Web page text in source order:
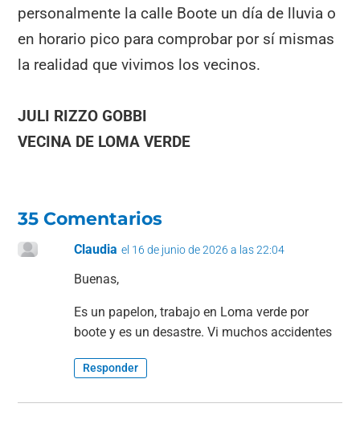
personalmente la calle Boote un día de lluvia o
en horario pico para comprobar por sí mismas
la realidad que vivimos los vecinos.
JULI RIZZO GOBBI
VECINA DE LOMA VERDE
35 Comentarios
Claudia el 16 de junio de 2026 a las 22:04
Buenas,
Es un papelon, trabajo en Loma verde por
boote y es un desastre. Vi muchos accidentes
Responder